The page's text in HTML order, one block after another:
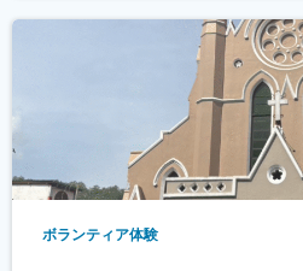
ボランティア体験